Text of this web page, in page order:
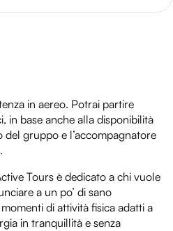
in aereo. Potrai partire
in base anche alla disponibilità
gruppo e l’accompagnatore
Tours è dedicato a chi vuole
a un po’ di sano
di attività fisica adatti a
in tranquillità e senza